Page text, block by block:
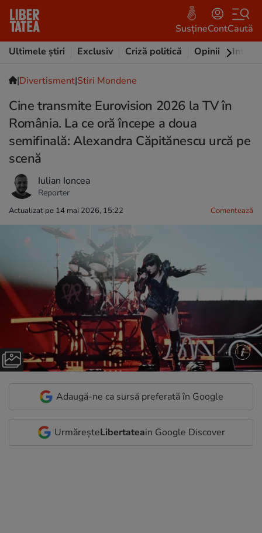
SusțineContCaută
Ultimele știri
Exclusiv Criză politică Opinii
|Divertisment|Stiri Mondene
Cine transmite Eurovision 2026 la TV în
România. La ce oră începe a doua
semifinală: Alexandra Căpitănescu urcă pe
scenă
Iulian Ioncea
Reporter
Actualizat pe 14 mai 2026, 15:22 Comentează
Adaugă-ne ca sursă preferată în Google
UrmăreșteLibertateain Google Discover